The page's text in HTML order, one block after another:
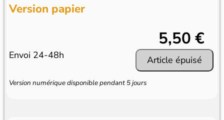
Version papier
Envoi 24-48h
5,50 €
Article épuisé
Version numérique disponible pendant 5 jours